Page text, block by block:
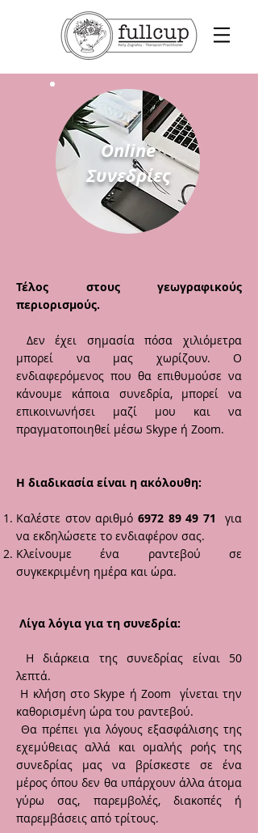
Online
Συνεδρίες
Τέλος στους γεωγραφικούς
περιορισμούς.
Δεν έχει σημασία πόσα χιλιόμετρα
μπορεί να μας χωρίζουν. Ο
ενδιαφερόμενος που θα επιθυμούσε να
κάνουμε κάποια συνεδρία, μπορεί να
επικοινωνήσει μαζί μου και να
πραγματοποιηθεί μέσω Skype ή Zoom.
Η διαδικασία είναι η ακόλουθη:
Καλέστε στον αριθμό 6972 89 49 71 για
να εκδηλώσετε το ενδιαφέρον σας.
Κλείνουμε ένα ραντεβού σε
συγκεκριμένη ημέρα και ώρα.
Λίγα λόγια για τη συνεδρία:
Η διάρκεια της συνεδρίας είναι 50
λεπτά.
Η κλήση στο Skype ή Zoom γίνεται την
καθορισμένη ώρα του ραντεβού.
Θα πρέπει για λόγους εξασφάλισης της
εχεμύθειας αλλά και ομαλής ροής της
συνεδρίας μας να βρίσκεστε σε ένα
μέρος όπου δεν θα υπάρχουν άλλα άτομα
γύρω σας, παρεμβολές, διακοπές ή
παρεμβάσεις από τρίτους.